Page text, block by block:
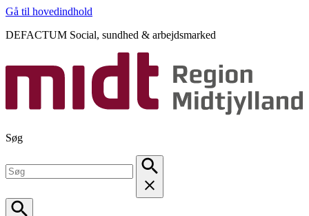
Gå til hovedindhold
DEFACTUM Social, sundhed & arbejdsmarked
Søg